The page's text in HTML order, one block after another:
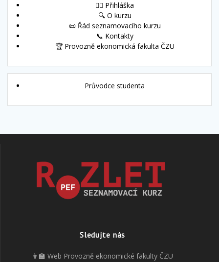
🙋‍♀️ Přihláška
🔍 O kurzu
📜 Řád seznamovacího kurzu
📞 Kontakty
🏆 Provozně ekonomická fakulta ČZU
Průvodce studenta
Sledujte nás
👨‍🏫 Web Provozně ekonomické fakulty ČZU